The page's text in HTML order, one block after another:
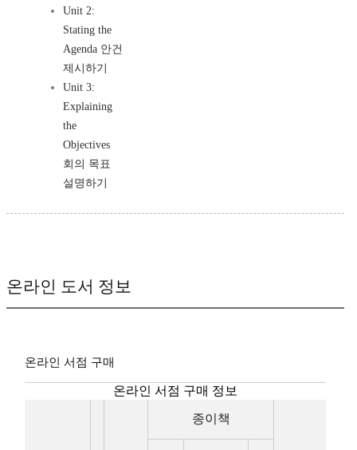
Unit 2:
Stating the
Agenda 안건
제시하기
Unit 3:
Explaining
the
Objectives
회의 목표
설명하기
온라인 도서 정보
온라인 서점 구매
온라인 서점 구매 정보
종이책